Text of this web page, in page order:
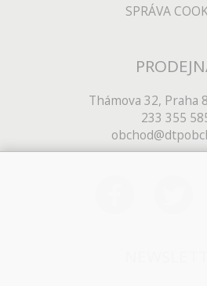
SPRÁVA
Thámova 32, Praha 8
233 355